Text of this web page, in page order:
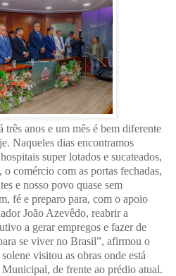
três anos e um mês é bem diferente
Naqueles dias encontramos
super lotados e sucateados,
o comércio com as portas fechadas,
e nosso povo quase sem
fé e preparo para, com o apoio
João Azevêdo, reabrir a
a gerar empregos e fazer de
se viver no Brasil”, afirmou o
visitou as obras onde está
de frente ao prédio atual.